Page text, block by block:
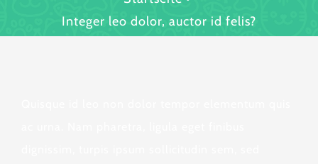
Integer leo dolor, auctor id felis?